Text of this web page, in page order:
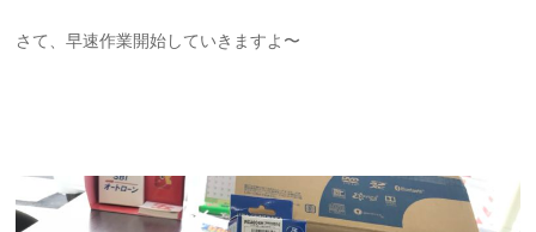
さて、早速作業開始していきますよ〜